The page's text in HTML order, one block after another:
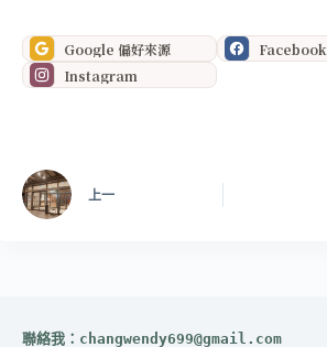
Google 偏好來源
Facebook
Instagram
上一
聯絡我： changwendy699@gmail.com